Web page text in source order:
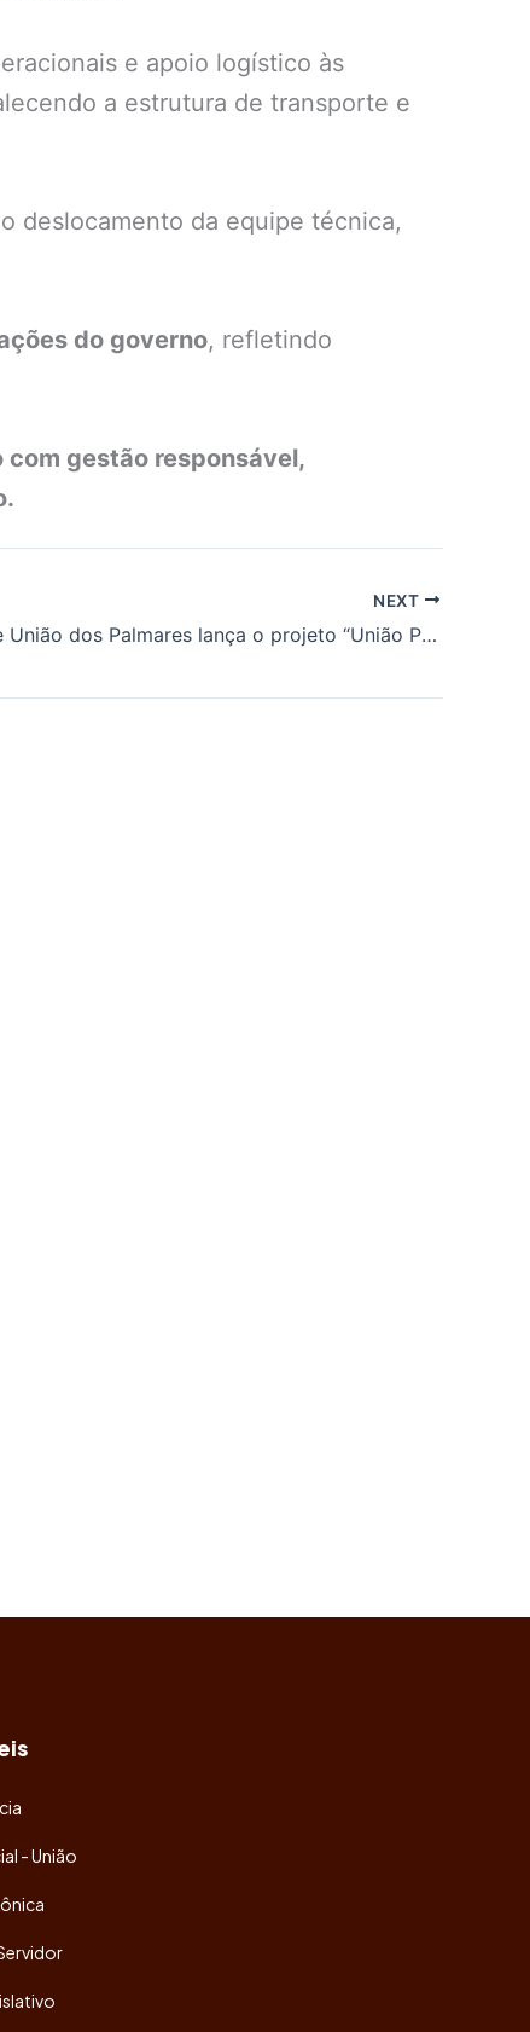
e apoio logístico às
a estrutura de transporte e
deslocamento da equipe técnica,
do governo, refletindo
gestão responsável,
NEXT
Prefeitura de União dos Palmares lança o projeto “União Pet Solidário”, voltado ao cuidado de animais de famílias de baixa renda
- União